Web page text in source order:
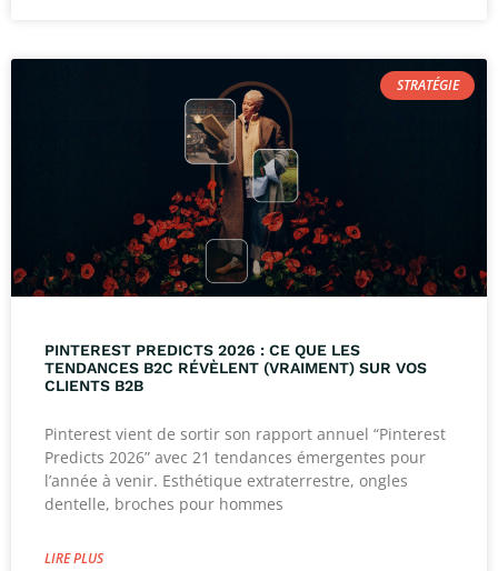
STRATÉGIE
PINTEREST PREDICTS 2026 : CE QUE LES
TENDANCES B2C RÉVÈLENT (VRAIMENT) SUR VOS
CLIENTS B2B
Pinterest vient de sortir son rapport annuel “Pinterest
Predicts 2026” avec 21 tendances émergentes pour
l’année à venir. Esthétique extraterrestre, ongles
dentelle, broches pour hommes
LIRE PLUS